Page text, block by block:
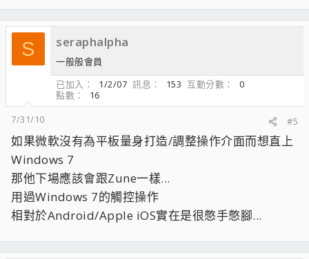
S seraphalpha
一般般會員
已加入
1/2/07 訊息 153 互動分數
0
點數
16
7/31/10
#5
如果微軟沒有為平板量身打造/調整操作介面而想直上
Windows 7
那他下場應該會跟Zune一樣...
用過Windows 7的觸控操作
相對於Android/Apple iOS實在是很憋手憋腳...